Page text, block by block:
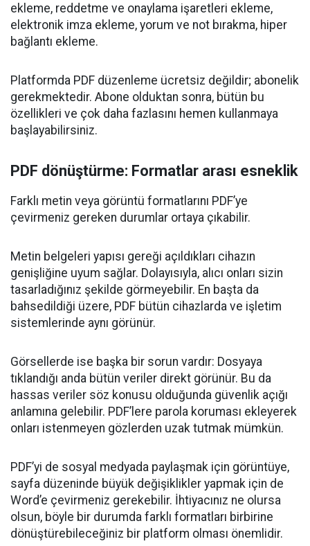
ekleme, reddetme ve onaylama işaretleri ekleme,
elektronik imza ekleme, yorum ve not bırakma, hiper
bağlantı ekleme.
Platformda PDF düzenleme ücretsiz değildir; abonelik
gerekmektedir. Abone olduktan sonra, bütün bu
özellikleri ve çok daha fazlasını hemen kullanmaya
başlayabilirsiniz.
PDF dönüştürme: Formatlar arası esneklik
Farklı metin veya görüntü formatlarını PDF’ye
çevirmeniz gereken durumlar ortaya çıkabilir.
Metin belgeleri yapısı gereği açıldıkları cihazın
genişliğine uyum sağlar. Dolayısıyla, alıcı onları sizin
tasarladığınız şekilde görmeyebilir. En başta da
bahsedildiği üzere, PDF bütün cihazlarda ve işletim
sistemlerinde aynı görünür.
Görsellerde ise başka bir sorun vardır: Dosyaya
tıklandığı anda bütün veriler direkt görünür. Bu da
hassas veriler söz konusu olduğunda güvenlik açığı
anlamına gelebilir. PDF’lere parola koruması ekleyerek
onları istenmeyen gözlerden uzak tutmak mümkün.
PDF’yi de sosyal medyada paylaşmak için görüntüye,
sayfa düzeninde büyük değişiklikler yapmak için de
Word’e çevirmeniz gerekebilir. İhtiyacınız ne olursa
olsun, böyle bir durumda farklı formatları birbirine
dönüştürebileceğiniz bir platform olması önemlidir.